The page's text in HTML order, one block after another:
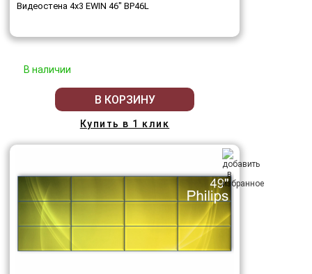
Видеостена 4x3 EWIN 46" BP46L
В наличии
В КОРЗИНУ
Купить в 1 клик